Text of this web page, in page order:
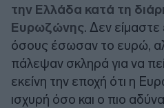
την Ελλάδα κατά τη
Ευρωζώνης. Δεν
όσους έσωσαν το ευρώ,
πάλεψαν σκληρά για να
εκείνη την εποχή ότι η
ισχυρή όσο και ο πιο